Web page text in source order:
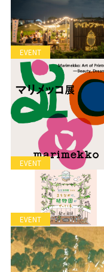
EVENT
EVENT
EVENT